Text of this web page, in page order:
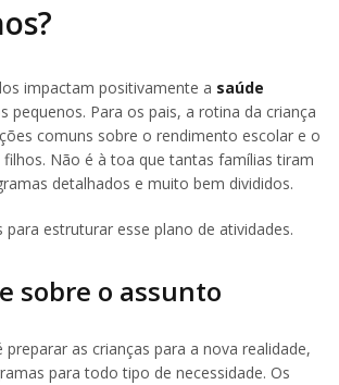
impactam positivamente a saúde
pequenos. Para os pais, a rotina da criança
comuns sobre o rendimento escolar e o
Não é à toa que tantas famílias tiram
detalhados e muito bem divididos.
para estruturar esse plano de atividades.
sobre o assunto
as crianças para a nova realidade,
para todo tipo de necessidade. Os